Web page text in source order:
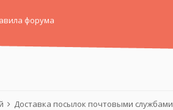
форума
Доставка посылок почтовыми службами